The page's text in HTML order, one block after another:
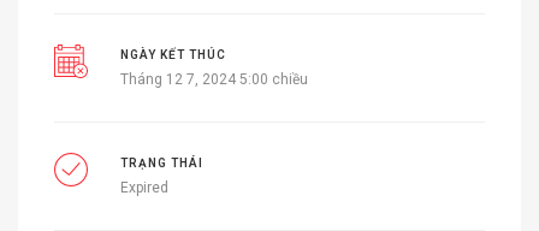
NGÀY KẾT THÚC
Tháng 12 7, 2024 5:00 chiều
TRẠNG THÁI
Expired